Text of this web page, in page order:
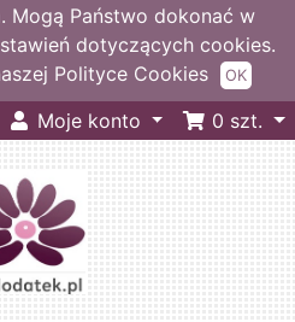
Mogą Państwo dokonać w
dotyczących cookies.
Polityce Cookies
OK
Moje konto 0 szt.